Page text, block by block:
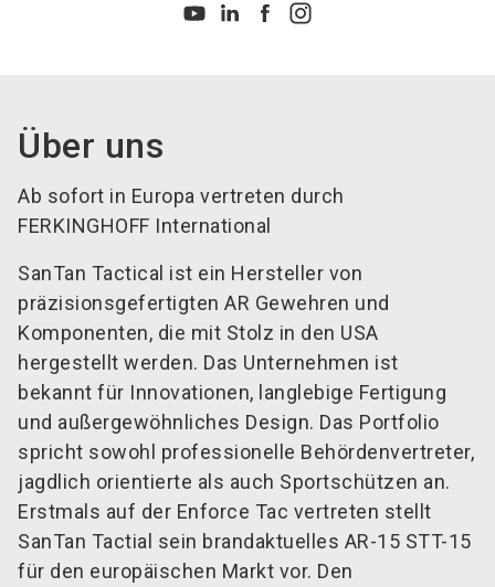
Über uns
Ab sofort in Europa vertreten durch
FERKINGHOFF International
SanTan Tactical ist ein Hersteller von
präzisionsgefertigten AR Gewehren und
Komponenten, die mit Stolz in den USA
hergestellt werden. Das Unternehmen ist
bekannt für Innovationen, langlebige Fertigung
und außergewöhnliches Design. Das Portfolio
spricht sowohl professionelle Behördenvertreter,
jagdlich orientierte als auch Sportschützen an.
Erstmals auf der Enforce Tac vertreten stellt
SanTan Tactial sein brandaktuelles AR-15 STT-15
für den europäischen Markt vor. Den